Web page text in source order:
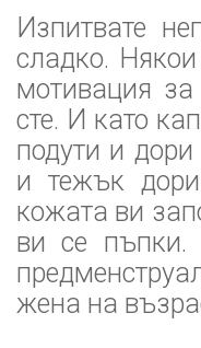
Изпитвате
сладко. Някои
мотивация за
сте. И като
подути и дори
и тежък
кожата ви
ви се пъпки.
жена на